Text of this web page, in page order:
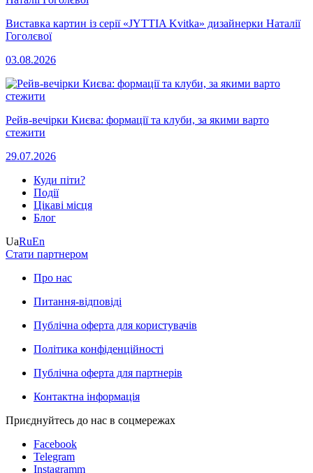
Виставка картин із серії «JYTTIA Kvitka» дизайнерки Наталії
Гоголєвої
03.08.2026
Рейв-вечірки Києва: формації та клуби, за якими варто
стежити
29.07.2026
Куди піти?
Події
Цікаві місця
Блог
UaRuEn
Стати партнером
Про нас
Питання-відповіді
Публічна оферта для користувачів
Політика конфіденційності
Публічна оферта для партнерів
Контактна інформація
Приєднуйтесь до нас в соцмережах
Facebook
Telegram
Instagramm